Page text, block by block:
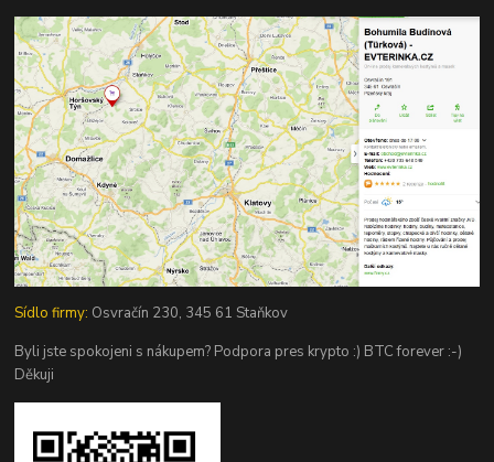
Sídlo firmy: Osvračín 230, 345 61 Staňkov
Byli jste spokojeni s nákupem? Podpora pres krypto :) BTC forever :-)
Děkuji